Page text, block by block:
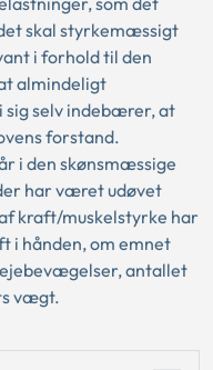
skal styrkemæssigt
i forhold til den
almindeligt
selv indebærer, at
forstand.
i den skønsmæssige
har været udøvet
kraft/muskelstyrke har
i hånden, om emnet
antallet
vægt.